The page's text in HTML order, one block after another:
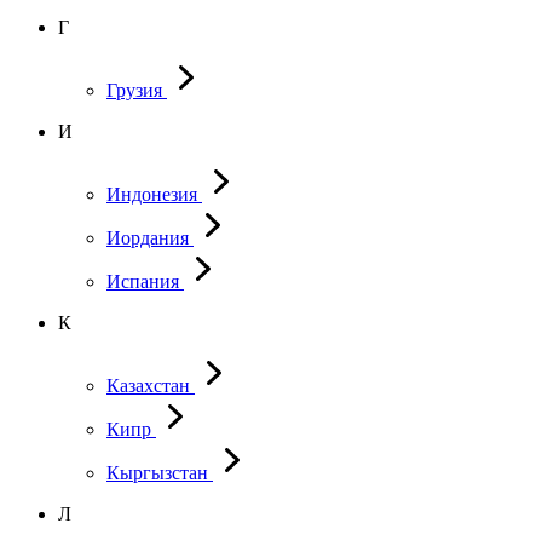
Г
Грузия
И
Индонезия
Иордания
Испания
К
Казахстан
Кипр
Кыргызстан
Л